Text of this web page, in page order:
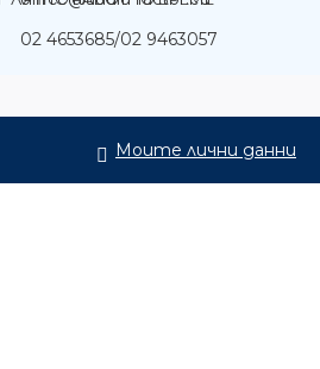
02 4653685/02 9463057
Моите лични данни